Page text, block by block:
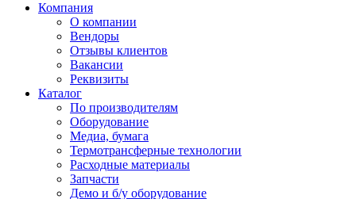
Компания
О компании
Вендоры
Отзывы клиентов
Вакансии
Реквизиты
Каталог
По производителям
Оборудование
Медиа, бумага
Термотрансферные технологии
Расходные материалы
Запчасти
Демо и б/у оборудование